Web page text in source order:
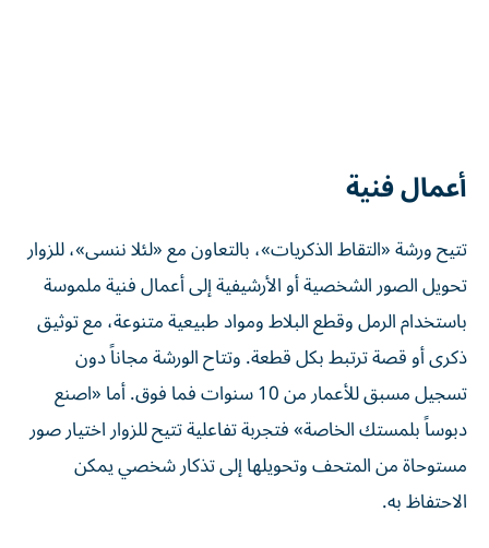
أعمال فنية
تتيح ورشة «التقاط الذكريات»، بالتعاون مع «لئلا ننسى»، للزوار
تحويل الصور الشخصية أو الأرشيفية إلى أعمال فنية ملموسة
باستخدام الرمل وقطع البلاط ومواد طبيعية متنوعة، مع توثيق
ذكرى أو قصة ترتبط بكل قطعة. وتتاح الورشة مجاناً دون
تسجيل مسبق للأعمار من 10 سنوات فما فوق. أما «اصنع
دبوساً بلمستك الخاصة» فتجربة تفاعلية تتيح للزوار اختيار صور
مستوحاة من المتحف وتحويلها إلى تذكار شخصي يمكن
الاحتفاظ به.